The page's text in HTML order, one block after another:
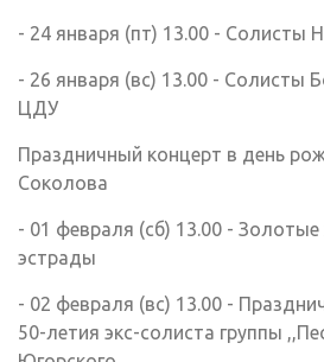
- 24 января (пт) 13.00 -
- 26 января (вс) 13.00 - Солисты
ЦДУ
Праздничный концерт в день
Соколова
- 01 февраля (сб) 13.00 -
эстрады
- 02 февраля (вс) 13.00 -
50-летия экс-солиста группы